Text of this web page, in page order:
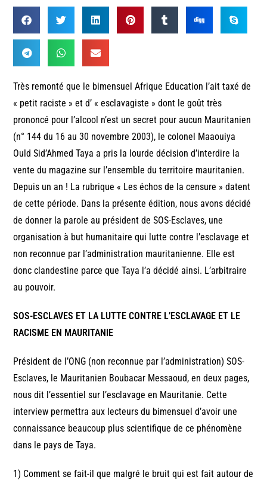
Très remonté que le bimensuel Afrique Education l’ait taxé de
« petit raciste » et d’ « esclavagiste » dont le goût très
prononcé pour l’alcool n’est un secret pour aucun Mauritanien
(n° 144 du 16 au 30 novembre 2003), le colonel Maaouiya
Ould Sid’Ahmed Taya a pris la lourde décision d’interdire la
vente du magazine sur l’ensemble du territoire mauritanien.
Depuis un an ! La rubrique « Les échos de la censure » datent
de cette période. Dans la présente édition, nous avons décidé
de donner la parole au président de SOS-Esclaves, une
organisation à but humanitaire qui lutte contre l’esclavage et
non reconnue par l’administration mauritanienne. Elle est
donc clandestine parce que Taya l’a décidé ainsi. L’arbitraire
au pouvoir.
SOS-ESCLAVES ET LA LUTTE CONTRE L’ESCLAVAGE ET LE
RACISME EN MAURITANIE
Président de l’ONG (non reconnue par l’administration) SOS-
Esclaves, le Mauritanien Boubacar Messaoud, en deux pages,
nous dit l’essentiel sur l’esclavage en Mauritanie. Cette
interview permettra aux lecteurs du bimensuel d’avoir une
connaissance beaucoup plus scientifique de ce phénomène
dans le pays de Taya.
1) Comment se fait-il que malgré le bruit qui est fait autour de